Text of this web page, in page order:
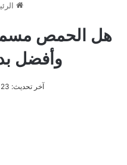
هل الحمص
وأفضل
آخر تحديث: 23 أغسطس، 2024